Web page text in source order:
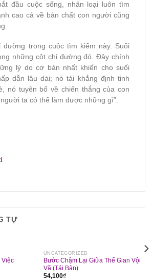
đầu cuộc sống, nhân loại luôn tìm
cao cả về bản chất con người cũng
trong cuộc tìm kiếm này. Suối
những cột chỉ đường đó. Đây chính
lý do cơ bản nhất khiến cho suối
dẫn lâu dài; nó tái khẳng định tinh
nó tuyên bố về chiến thắng của con
ta có thể làm được những gì”.
TỰ
Việc
UNCATEGORIZED
Bước Chậm Lại Giữa Thế Gian Vội
Vã (Tái Bản)
54,100₫